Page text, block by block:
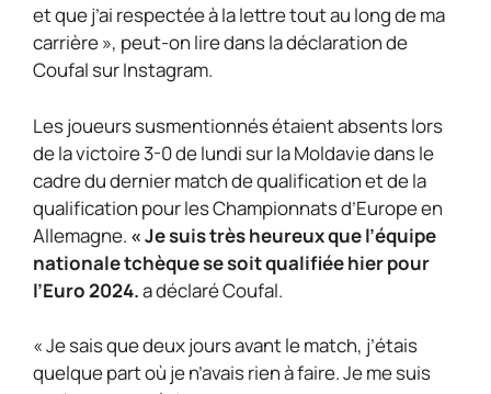
et que j’ai respectée à la lettre tout au long de ma
carrière », peut-on lire dans la déclaration de
Coufal sur Instagram.
Les joueurs susmentionnés étaient absents lors
de la victoire 3-0 de lundi sur la Moldavie dans le
cadre du dernier match de qualification et de la
qualification pour les Championnats d’Europe en
Allemagne. « Je suis très heureux que l’équipe
nationale tchèque se soit qualifiée hier pour
l’Euro 2024.a déclaré Coufal.
« Je sais que deux jours avant le match, j’étais
quelque part où je n’avais rien à faire. Je me suis